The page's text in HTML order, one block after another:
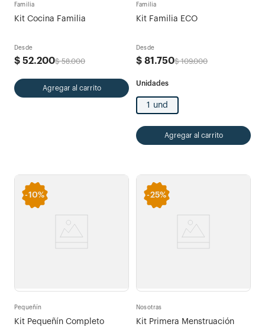
Familia
Kit Cocina Familia
Desde
$ 52.200$ 58.000
Agregar al carrito
Familia
Kit Familia ECO
Desde
$ 81 .750$ 109.000
1 und
Agregar al carrito
-10%
Pequeñín
Kit Pequeñín Completo
-25%
Nosotras
Kit Primera Menstruación